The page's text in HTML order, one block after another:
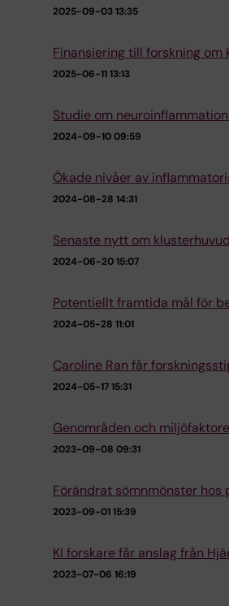
2025-09-03 13:35
Finansiering till forskning om
2025-06-11 13:13
Studie om
2024-09-10 09:59
Ökade nivåer av
2024-08-28 14:31
Senaste nytt om
2024-06-20 15:07
Potentiellt framtida mål för
2024-05-28 11:01
Caroline Ran får
2024-05-17 15:31
Genområden och
2023-09-08 09:31
Förändrat sömnmönster
2023-09-01 15:39
KI forskare får anslag från
2023-07-06 16:19